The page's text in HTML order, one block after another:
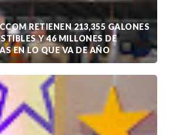
RETIENEN 213,355 GALONES
Y 46 MILLONES DE
EN LO QUE VA DE AÑO